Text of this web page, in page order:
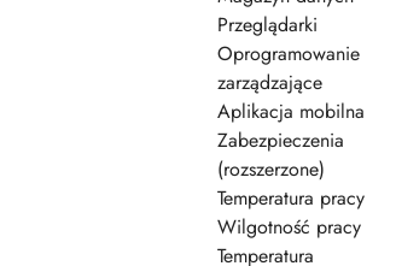
Przeglądarki
Oprogramowanie
zarządzające
Aplikacja mobilna
Zabezpieczenia
(rozszerzone)
Temperatura pracy
Wilgotność pracy
Temperatura